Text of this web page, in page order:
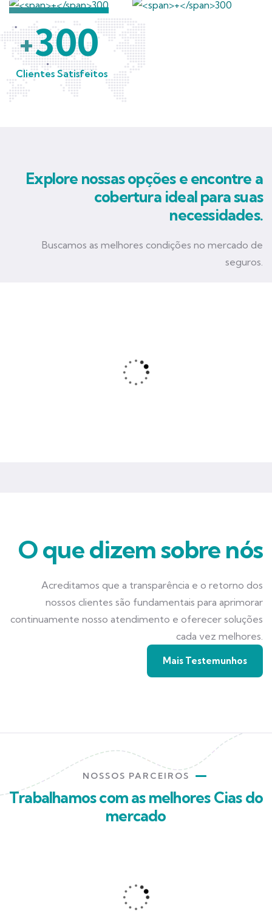
+300
Clientes Satisfeitos
Explore nossas opções e encontre a
cobertura ideal para suas
necessidades.
Buscamos as melhores condições no mercado de
seguros.
O que dizem sobre nós
Acreditamos que a transparência e o retorno dos
nossos clientes são fundamentais para aprimorar
continuamente nosso atendimento e oferecer soluções
cada vez melhores.
Mais Testemunhos
NOSSOS PARCEIROS
Trabalhamos com as melhores Cias do
mercado